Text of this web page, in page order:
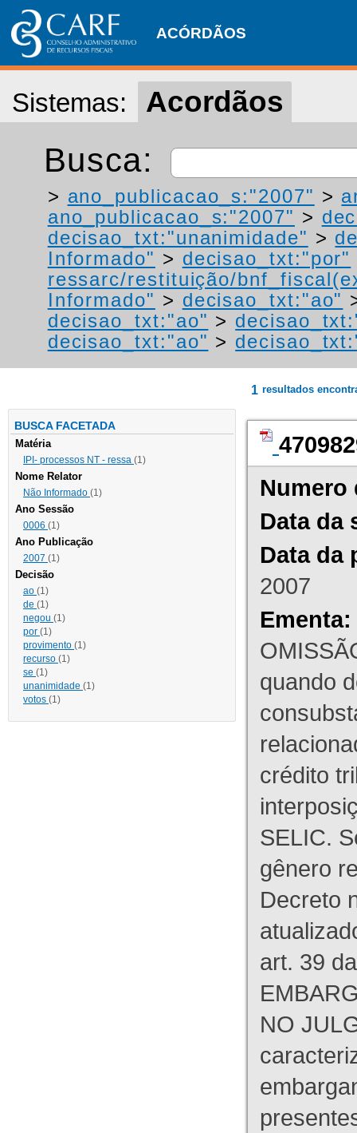
ACÓRDÃOS
Sistemas: Acordãos
Busca:
> ano_publicacao_s:"2007" >
ano_publicacao_s:"2007" >
decisao_txt:"unanimidade" >
Informado" > decisao_txt:"por"
ressarc/restituição/
Informado" > decisao_txt:"ao"
decisao_txt:"ao" >
decisao_txt:"ao" >
BUSCA FACETADA
Matéria
IPI- processos NT - ressa (1)
Nome Relator
Não Informado (1)
Ano Sessão
0006 (1)
Ano Publicação
2007 (1)
Decisão
ao (1)
de (1)
negou (1)
por (1)
provimento (1)
recurso (1)
se (1)
unanimidade (1)
votos (1)
1 resultados
Numero
Data da
Data da
2007
Ementa:
quando
crédito
SELIC.
gênero
Decreto
art. 39
NO